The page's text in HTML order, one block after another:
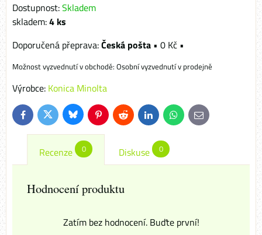
Dostupnost:Skladem
skladem:4 ks
Česká pošta • 0 Kč •
Osobní vyzvednutí v prodejně
Výrobce: Konica Minolta
FacebookTwitterBlueskyPinterestReddit LinkedInWhatsApp
E-
mail
Recenze 0 Diskuse 0
Hodnocení produktu
Zatím bez hodnocení. Buďte první!